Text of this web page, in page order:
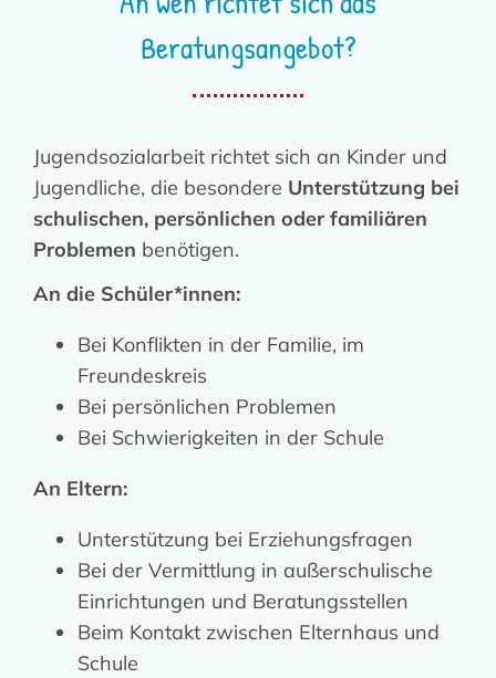
Beratungsangebot?
Jugendsozialarbeit richtet sich an Kinder und
Jugendliche, die besondere Unterstützung bei
schulischen, persönlichen oder familiären
Problemen benötigen.
An die Schüler*innen:
Bei Konflikten in der Familie, im
Freundeskreis
Bei persönlichen Problemen
Bei Schwierigkeiten in der Schule
An Eltern:
Unterstützung bei Erziehungsfragen
Bei der Vermittlung in außerschulische
Einrichtungen und Beratungsstellen
Beim Kontakt zwischen Elternhaus und
Schule